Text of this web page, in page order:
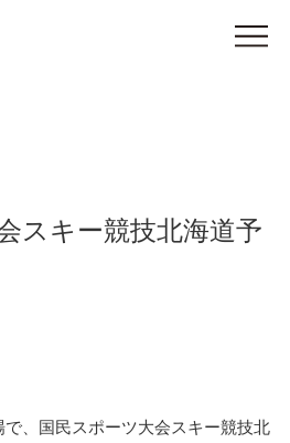
スキー競技北海道予
、国民スポーツ大会スキー競技北